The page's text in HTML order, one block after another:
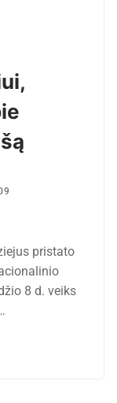
pristato
8 d. veiks